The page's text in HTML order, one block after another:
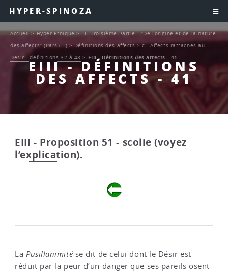
HYPER-SPINOZA
EIII - DÉFINITIONS
DES AFFECTS - 41
Accueil>Hyper-Ethique>III. Troisième Partie : "De l’origine et de la nature
des affects" (Pars (…)>Définitions des affects>c - Affects rattachés au
Désir : définitions 32 à 48 > EIII - Définitions des affects - 41
EIII - Proposition 51 - scolie (voyez
l’explication).
La Pusillanimitése dit de celui dont le Désir est
réduit par la peur d’un danger que ses pareils osent